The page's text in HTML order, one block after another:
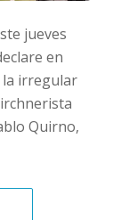
jueves
en
la irregular
Quirno,